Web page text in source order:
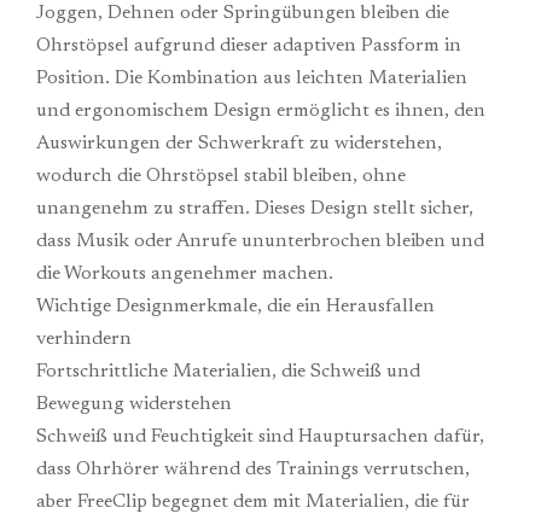
Joggen, Dehnen oder Springübungen bleiben die
Ohrstöpsel aufgrund dieser adaptiven Passform in
Position. Die Kombination aus leichten Materialien
und ergonomischem Design ermöglicht es ihnen, den
Auswirkungen der Schwerkraft zu widerstehen,
wodurch die Ohrstöpsel stabil bleiben, ohne
unangenehm zu straffen. Dieses Design stellt sicher,
dass Musik oder Anrufe ununterbrochen bleiben und
die Workouts angenehmer machen.
Wichtige Designmerkmale, die ein Herausfallen
verhindern
Fortschrittliche Materialien, die Schweiß und
Bewegung widerstehen
Schweiß und Feuchtigkeit sind Hauptursachen dafür,
dass Ohrhörer während des Trainings verrutschen,
aber FreeClip begegnet dem mit Materialien, die für